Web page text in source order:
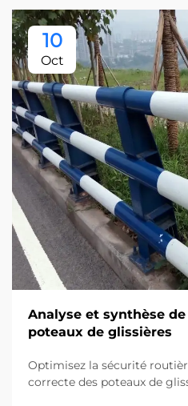
10
Oct
Analyse et synthèse
poteaux de glissières
Optimisez la sécurité
correcte des poteaux de